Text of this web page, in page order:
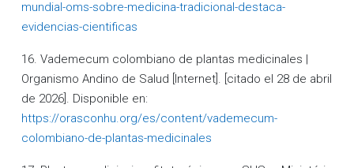
mundial-oms-sobre-medicina-tradicional-destaca-
evidencias-cientificas
16. Vademecum colombiano de plantas medicinales |
Organismo Andino de Salud [Internet]. [citado el 28 de abril
de 2026]. Disponible en:
https://orasconhu.org/es/content/vademecum-
colombiano-de-plantas-medicinales